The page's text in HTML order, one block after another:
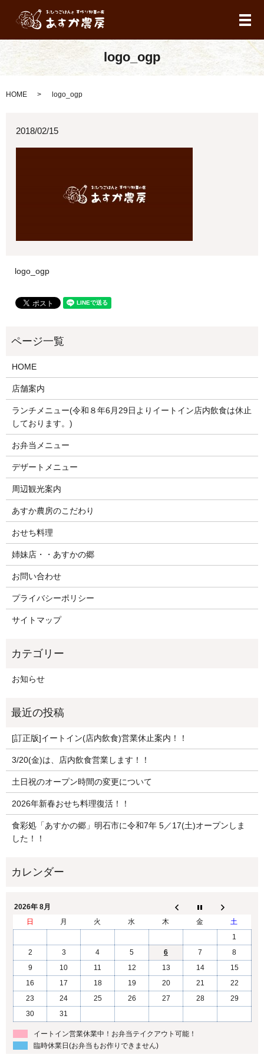
メ
logo_ogp
HOME logo_ogp
2018/02/15
logo_ogp
HOME
店舗案内
ランチメニュー(令和８年6月29日よりイートイン店内飲食は休止
しております。)
お弁当メニュー
デザートメニュー
周辺観光案内
あすか農房のこだわり
おせち料理
姉妹店・・あすかの郷
お問い合わせ
プライバシーポリシー
サイトマップ
お知らせ
[訂正版]イートイン(店内飲食)営業休止案内！！
3/20(金)は、店内飲食営業します！！
土日祝のオープン時間の変更について
2026年新春おせち料理復活！！
食彩処「あすかの郷」明石市に令和7年 5／17(土)オープンしま
した！！
2026年 8月
日
月 火 水 木 金
土
1
2
3 4 5 6 7
8
9
10 11 12 13 14
15
16
17 18 19 20 21
22
23
24 25 26 27 28
29
30
31
イートイン営業休業中！お弁当テイクアウト可能！
臨時休業日(お弁当もお作りできません)